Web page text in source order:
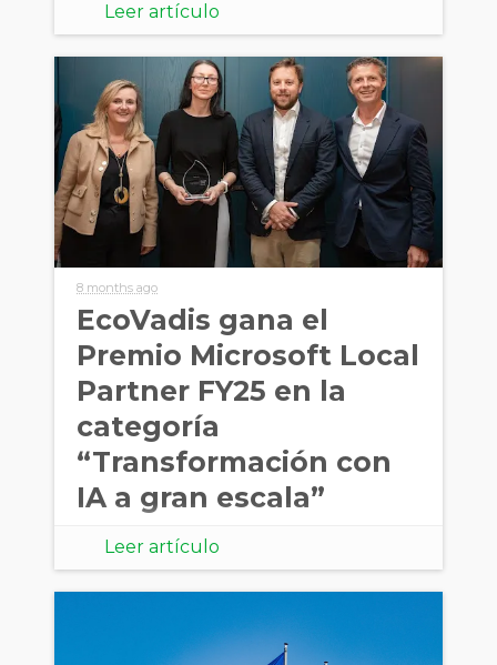
Leer artículo
8 months ago
EcoVadis gana el
Premio Microsoft Local
Partner FY25 en la
categoría
“Transformación con
IA a gran escala”
Leer artículo